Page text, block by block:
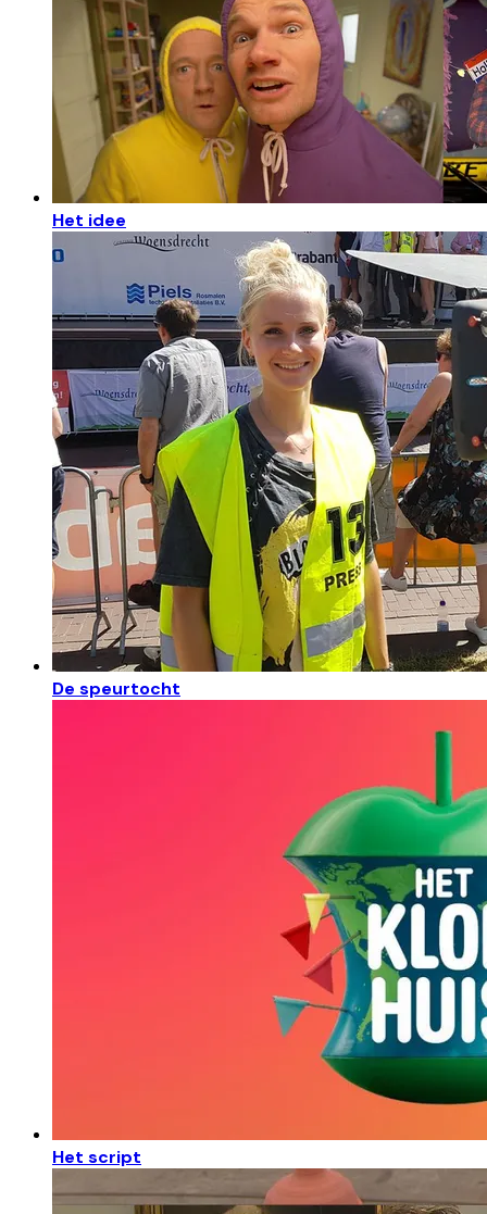
Het idee
De speurtocht
Het script